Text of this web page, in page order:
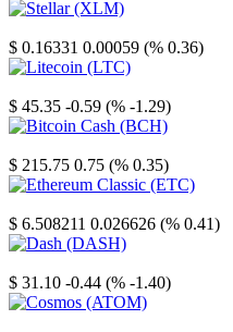
$ 0.16331 0.00059 (% 0.36)
$ 45.35 -0.59 (% -1.29)
$ 215.75 0.75 (% 0.35)
$ 6.508211 0.026626 (% 0.41)
$ 31.10 -0.44 (% -1.40)